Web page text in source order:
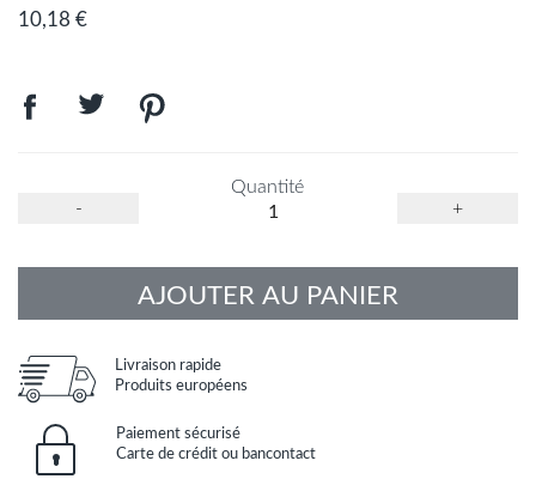
10,18 €
-
Quantité
+
AJOUTER AU PANIER
Livraison rapide
Produits européens
Paiement sécurisé
Carte de crédit ou bancontact